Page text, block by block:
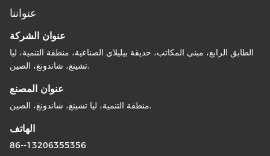
عنواننا
عنوان الشركة
الطابق الرابع، مبنى المكاتب، حديقة بيليلاي الصناعية، منطقة التنمية، ليا
تشينغ، شاندونغ، الصين.
عنوان المصنع
منطقة التنمية، ليا تشينغ، شاندونغ، الصين.
الهاتف
86--13206355356